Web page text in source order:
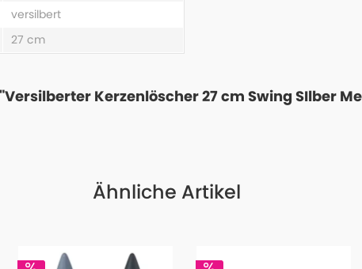
versilbert
27 cm
Kerzenlöscher 27 cm Swing SIlber
Ähnliche Artikel